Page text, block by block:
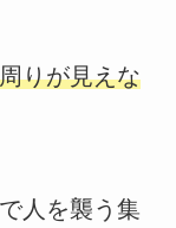
りが見えな
人を襲う集